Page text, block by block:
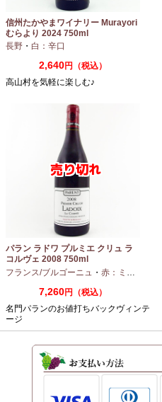
信州たかやまワイナリー Murayori
むらより 2024 750ml
長野 ・ 白：辛口
2,640円（税込）
高山村を気軽に楽しむ♪
パラン ラドワ プルミエ クリュ ラ
コルヴェ 2008 750ml
フランス/ブルゴーニュ ・ 赤：ミディアムボディ
7,260円（税込）
名門パランのお値打ちバックヴィンテ
ージ